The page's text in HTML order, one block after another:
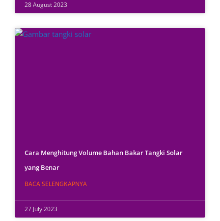
28 August 2023
Cara Menghitung Volume Bahan Bakar Tangki Solar
yang Benar
BACA SELENGKAPNYA
27 July 2023